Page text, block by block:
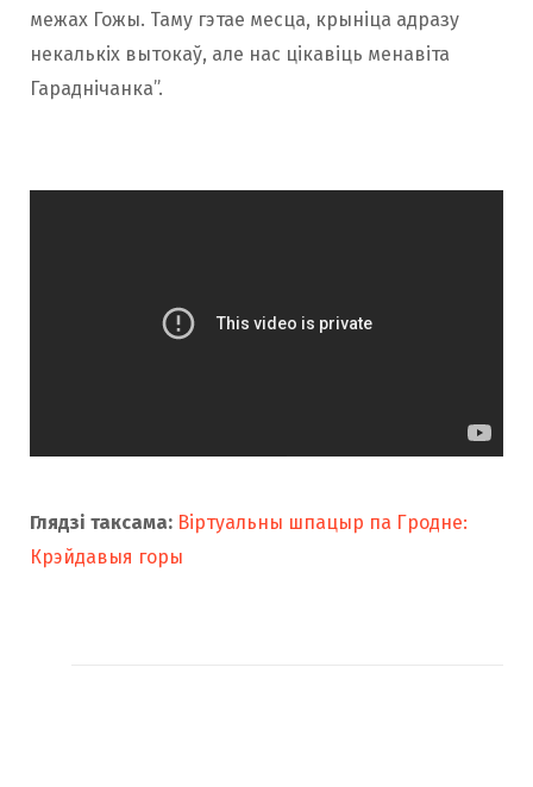
межах Гожы. Таму гэтае месца, крыніца адразу
некалькіх вытокаў, але нас цікавіць менавіта
Гараднічанка”.
Глядзі таксама: Віртуальны шпацыр па Гродне:
Крэйдавыя горы